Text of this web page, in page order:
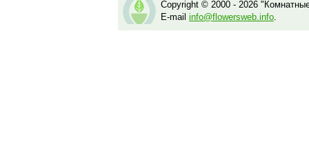
Copyright © 2000 - 2026
E-mail info@flowersweb.info.